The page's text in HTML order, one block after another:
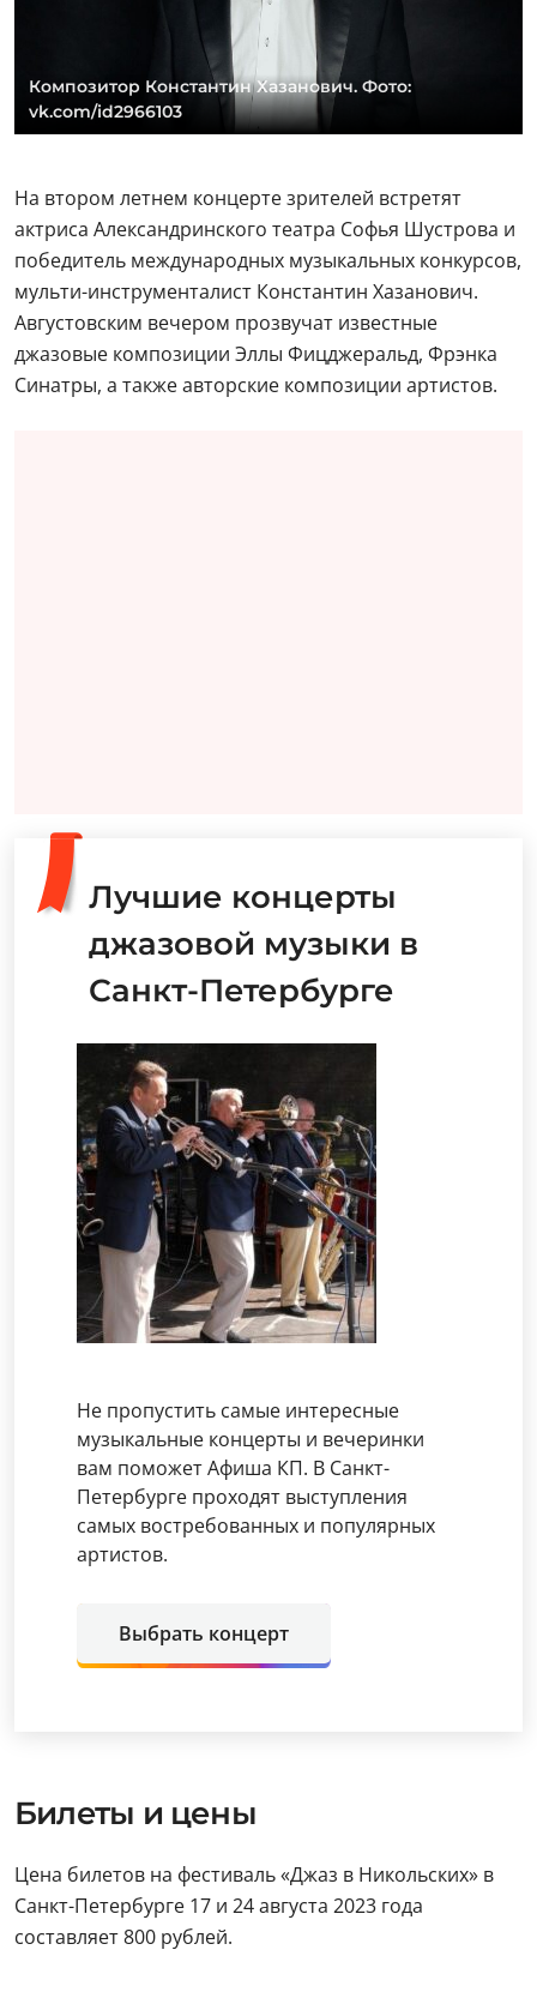
Композитор Константин Хазанович. Фото:
vk.com/id2966103
На втором летнем концерте зрителей встретят
актриса Александринского театра Софья Шустрова и
победитель международных музыкальных конкурсов,
мульти-инструменталист Константин Хазанович.
Августовским вечером прозвучат известные
джазовые композиции Эллы Фицджеральд, Фрэнка
Синатры, а также авторские композиции артистов.
Лучшие концерты
джазовой музыки в
Санкт-Петербурге
Не пропустить самые интересные
музыкальные концерты и вечеринки
вам поможет Афиша КП. В Санкт-
Петербурге проходят выступления
самых востребованных и популярных
артистов.
Выбрать концерт
Билеты и цены
Цена билетов на фестиваль «Джаз в Никольских» в
Санкт-Петербурге 17 и 24 августа 2023 года
составляет 800 рублей.